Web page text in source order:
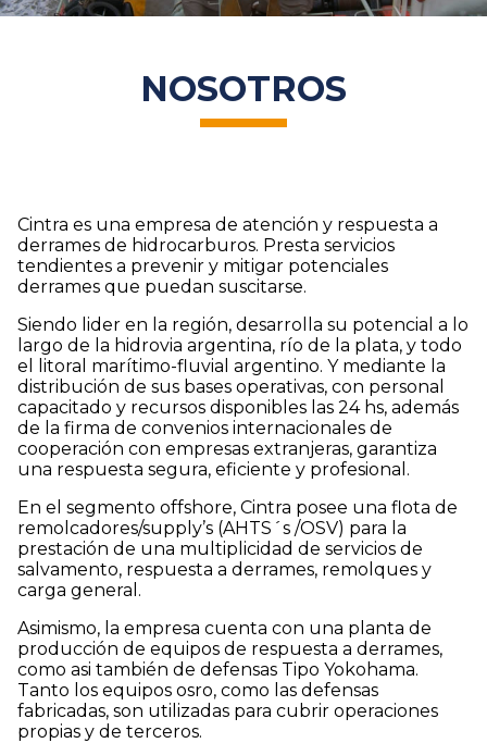
NOSOTROS
Cintra es una empresa de atención y respuesta a
derrames de hidrocarburos. Presta servicios
tendientes a prevenir y mitigar potenciales
derrames que puedan suscitarse.
Siendo lider en la región, desarrolla su potencial a lo
largo de la hidrovia argentina, río de la plata, y todo
el litoral marítimo-fluvial argentino. Y mediante la
distribución de sus bases operativas, con personal
capacitado y recursos disponibles las 24 hs, además
de la firma de convenios internacionales de
cooperación con empresas extranjeras, garantiza
una respuesta segura, eficiente y profesional.
En el segmento offshore, Cintra posee una flota de
remolcadores/supply’s (AHTS´s /OSV) para la
prestación de una multiplicidad de servicios de
salvamento, respuesta a derrames, remolques y
carga general.
Asimismo, la empresa cuenta con una planta de
producción de equipos de respuesta a derrames,
como asi también de defensas Tipo Yokohama.
Tanto los equipos osro, como las defensas
fabricadas, son utilizadas para cubrir operaciones
propias y de terceros.